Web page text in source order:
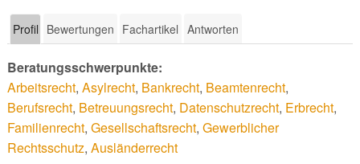
Profil Bewertungen Fachartikel Antworten
Beratungsschwerpunkte:
Arbeitsrecht, Asylrecht, Bankrecht, Beamtenrecht,
Berufsrecht, Betreuungsrecht, Datenschutzrecht, Erbrecht,
Familienrecht, Gesellschaftsrecht, Gewerblicher
Rechtsschutz, Ausländerrecht